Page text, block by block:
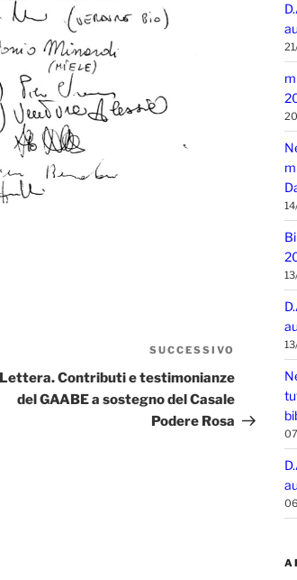
Articolo
SUCCESSIVO
Lettera. Contributi e testimonianze
del GAABE a sostegno del Casale
Podere Rosa